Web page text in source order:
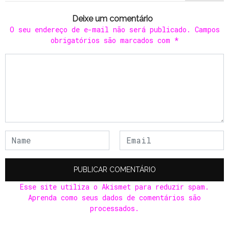
Deixe um comentário
O seu endereço de e-mail não será publicado. Campos
obrigatórios são marcados com *
Esse site utiliza o Akismet para reduzir spam.
Aprenda como seus dados de comentários são
processados .